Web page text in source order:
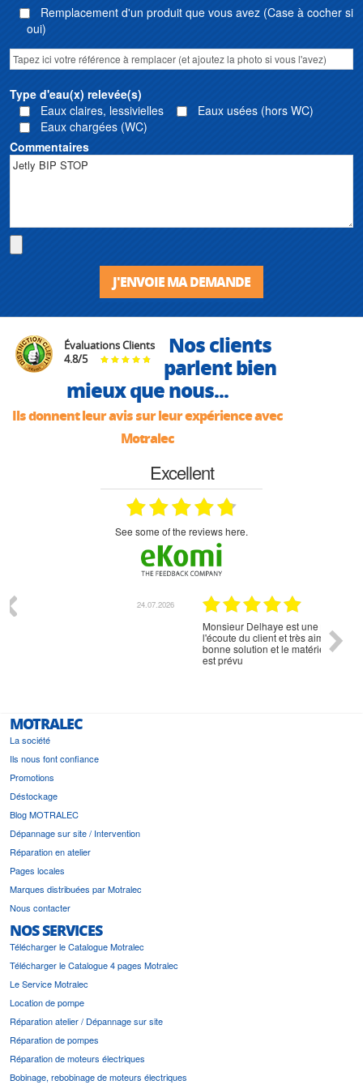
Remplacement d'un produit que vous avez (Case à cocher si
oui)
Type d'eau(x) relevée(s)
Eaux claires, lessivielles
Eaux usées (hors WC)
Eaux chargées (WC)
Commentaires
J'ENVOIE MA DEMANDE
Évaluations Clients
4.8/5
Nos clients
parlent bien
mieux que nous...
Ils donnent leur avis sur leur expérience avec
Motralec
Excellent
see some of the reviews here.
18.07.2026
Monsieur Delhaye est une personne disponible, à
l'écoute du client et très aimable - cherchant toujours la
bonne solution et le matériel convenant à l'usage qui en
MOTRALEC
La société
Ils nous font confiance
Promotions
Déstockage
Blog MOTRALEC
Dépannage sur site / Intervention
Réparation en atelier
Pages locales
Marques distribuées par Motralec
Nous contacter
NOS SERVICES
Télécharger le Catalogue Motralec
Télécharger le Catalogue 4 pages Motralec
Le Service Motralec
Location de pompe
Réparation atelier / Dépannage sur site
Réparation de pompes
Réparation de moteurs électriques
Bobinage, rebobinage de moteurs électriques